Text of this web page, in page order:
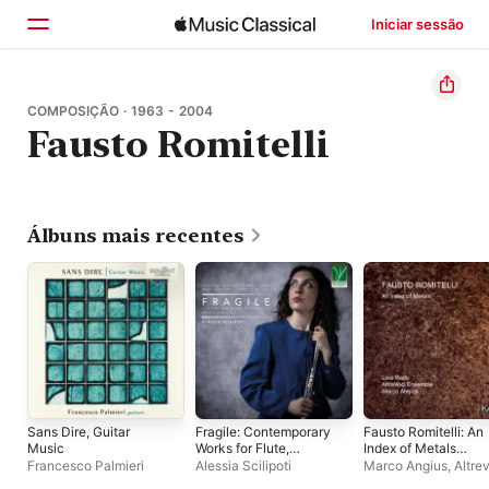
Iniciar sessão
Início
Explorar
COMPOSIÇÃO · 1963 - 2004
Fausto Romitelli
Álbuns mais recentes
Sans Dire, Guitar
Music
Francesco Palmieri
Fragile: Contemporary
Works for Flute,
Breath, and Voice
Alessia Scilipoti
Fausto Romitelli: An
Index of Metals
(Live)
Marco Angius,